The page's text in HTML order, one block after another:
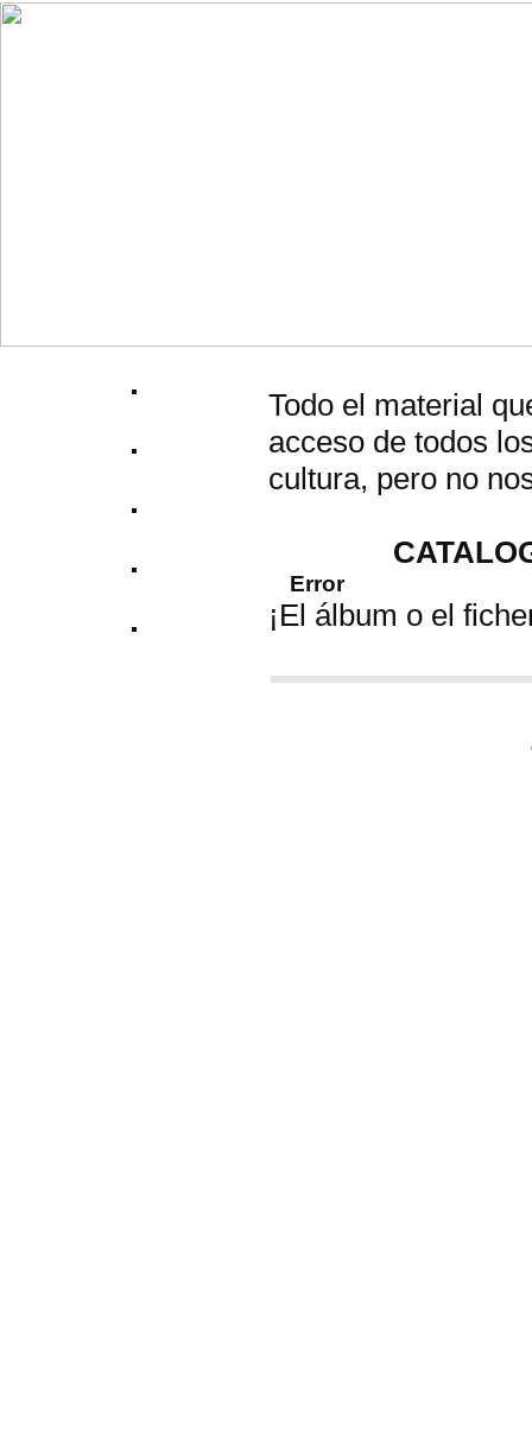
Todo el material
acceso de todos
cultura, pero no
Error
¡El álbum o el